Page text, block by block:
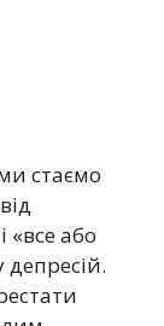
стаємо
«все або